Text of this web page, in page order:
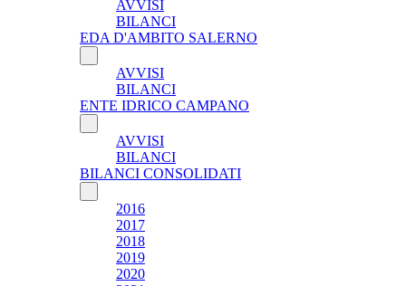
AVVISI
BILANCI
EDA D'AMBITO SALERNO
AVVISI
BILANCI
ENTE IDRICO CAMPANO
AVVISI
BILANCI
BILANCI CONSOLIDATI
2016
2017
2018
2019
2020